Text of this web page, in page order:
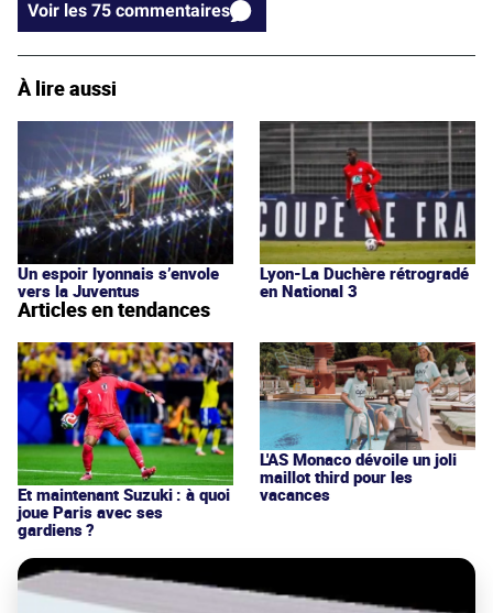
Voir les 75 commentaires
À lire aussi
Un espoir lyonnais s’envole
vers la Juventus
Lyon-La Duchère rétrogradé
en National 3
Articles en tendances
Et maintenant Suzuki : à quoi
joue Paris avec ses
gardiens ?
L'AS Monaco dévoile un joli
maillot third pour les
vacances